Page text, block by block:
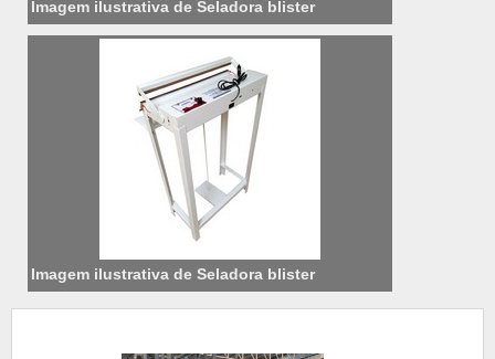
Imagem ilustrativa de Seladora blister
Imagem ilustrativa de Seladora blister